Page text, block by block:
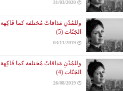
31/03/2020
وللمُدُنِ مَذاقاتٌ مُختلفة كما فَاكِهة
الجَنّات (5)
03/11/2019
وللمُدُنِ مَذاقاتٌ مُختلفة كما فَاكِهة
الجَنّات (4)
26/08/2019